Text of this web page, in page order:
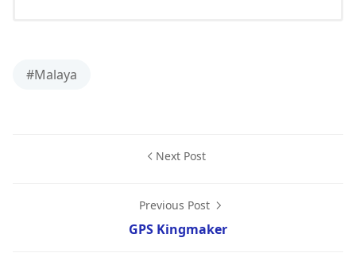
#Malaya
Next Post
Previous Post
GPS Kingmaker